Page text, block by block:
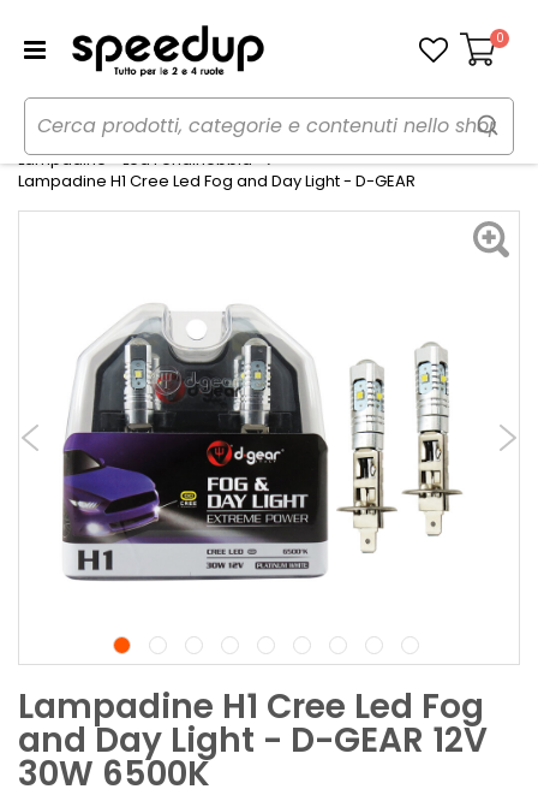
Carrello
0
Home Auto
Illuminazione
Lampadine - Led Fendinebbia
Lampadine H1 Cree Led Fog and Day Light - D-GEAR
Lampadine H1 Cree Led Fog
and Day Light - D-GEAR 12V
30W 6500K